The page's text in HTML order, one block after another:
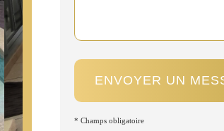
ENVOYER UN
* Champs obligatoire